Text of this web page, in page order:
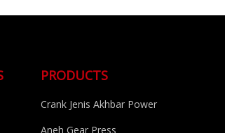
PRODUCTS
Crank Jenis Akhbar Power
Aneh Gear Press